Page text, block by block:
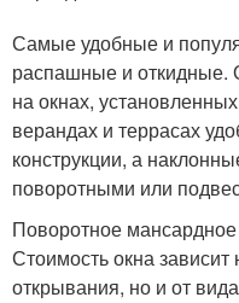
Самые удобные и
распашные и откидные.
на окнах,
верандах и террасах
конструкции, а
поворотными или
Поворотное
Стоимость окна зависит
открывания, но и от